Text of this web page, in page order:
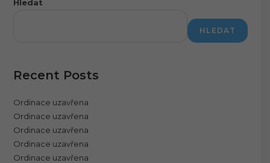
Hledat
HLEDAT
Recent Posts
Ordinace uzavřena
Ordinace uzavřena
Ordinace uzavřena
Ordinace uzavřena
Ordinace uzavřena